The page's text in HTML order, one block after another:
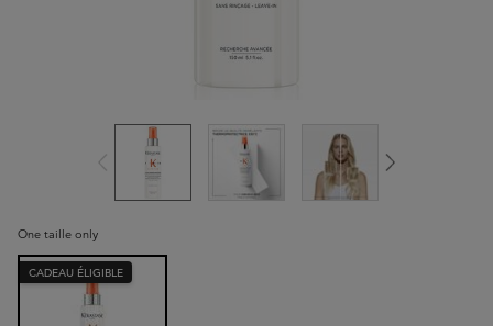
One taille only
CADEAU ÉLIGIBLE